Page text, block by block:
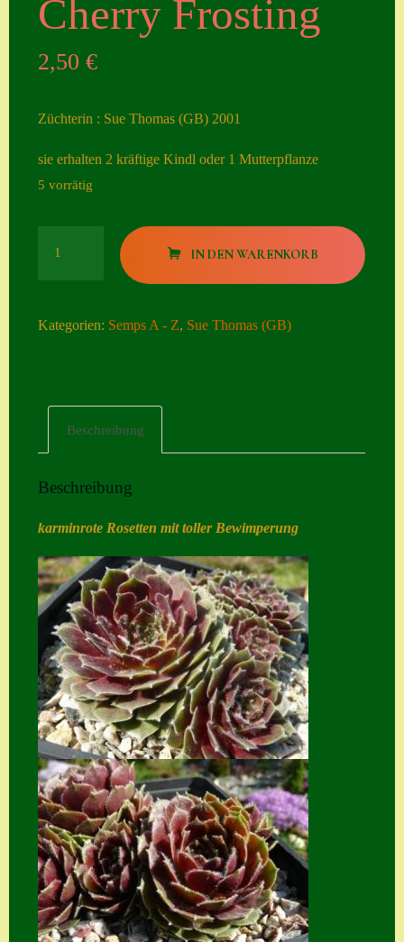
Seiten
ngen
Datenschutzerklä
mit Semps
Kasse
Kontakt
Mein Konto
Naturformen
S. x nixonii
Semps die ich
suche
Semps von A – Z
Shop
Suche
Sue Thomas
Translator
Versand
Cherry Frosting
2,50€
Züchterin : Sue Thomas (GB) 2001
sie erhalten 2 kräftige Kindl oder 1 Mutterpflanze
5 vorrätig
IN DEN WARENKORB
Kategorien: Semps A - Z, Sue Thomas (GB)
Beschreibung
Beschreibung
karminrote Rosetten mit toller Bewimperung